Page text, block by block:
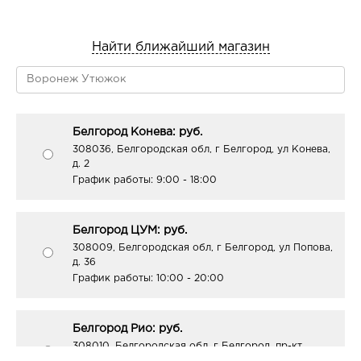
Найти ближайший магазин
Белгород Конева: руб.
308036, Белгородская обл, г Белгород, ул Конева,
д. 2
График работы: 9:00 - 18:00
Белгород ЦУМ: руб.
308009, Белгородская обл, г Белгород, ул Попова,
д. 36
График работы: 10:00 - 20:00
Белгород Рио: руб.
308010, Белгородская обл, г Белгород, пр-кт